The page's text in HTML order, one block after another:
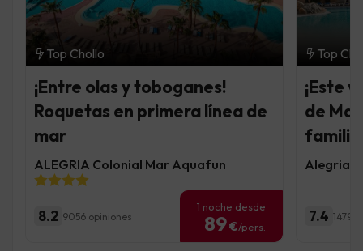
Top Chollo
¡Entre olas y toboganes!
Roquetas en primera línea de
mar
ALEGRIA Colonial Mar Aquafun
8.2 9056 opiniones
1 noche desde
89€/pers.
Top
¡Este
de
Alegria
7.4 1479